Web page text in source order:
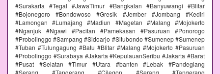
#Surakarta #Tegal #JawaTimur #Bangkalan #Banyuwangi #Blitar
#Bojonegoro #Bondowoso #Gresik #Jember #Jombang #Kediri
#Lamongan #Lumajang #Madiun #Magetan #Malang #Mojokerto
#Nganjuk #Ngawi #Pacitan #Pamekasan #Pasuruan #Ponorogo
#Probolinggo #Sampang #Sidoarjo #Situbondo #Sumenep #Sumenep
#Tuban #Tulungagung #Batu #Blitar #Malang #Mojokerto #Pasuruan
#Probolinggo #Surabaya #Jakarta #KepulauanSeribu #Jakarta #Barat
#Pusat #Selatan #Timur #Utara #banten #Lebak #Pandeglang
#Serang #Tangerang #Cilegon #Serang #Tangerang